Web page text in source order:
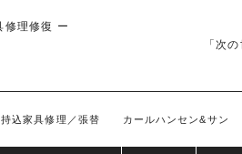
「次
持込家具修理／張替 カールハンセン&サン